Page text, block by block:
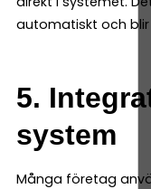
automatiskt och
5.
system
Många företag